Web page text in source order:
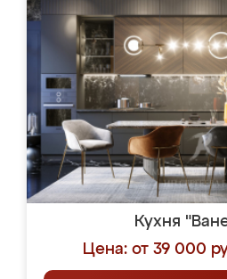
Кухня
Цена: от 39 000